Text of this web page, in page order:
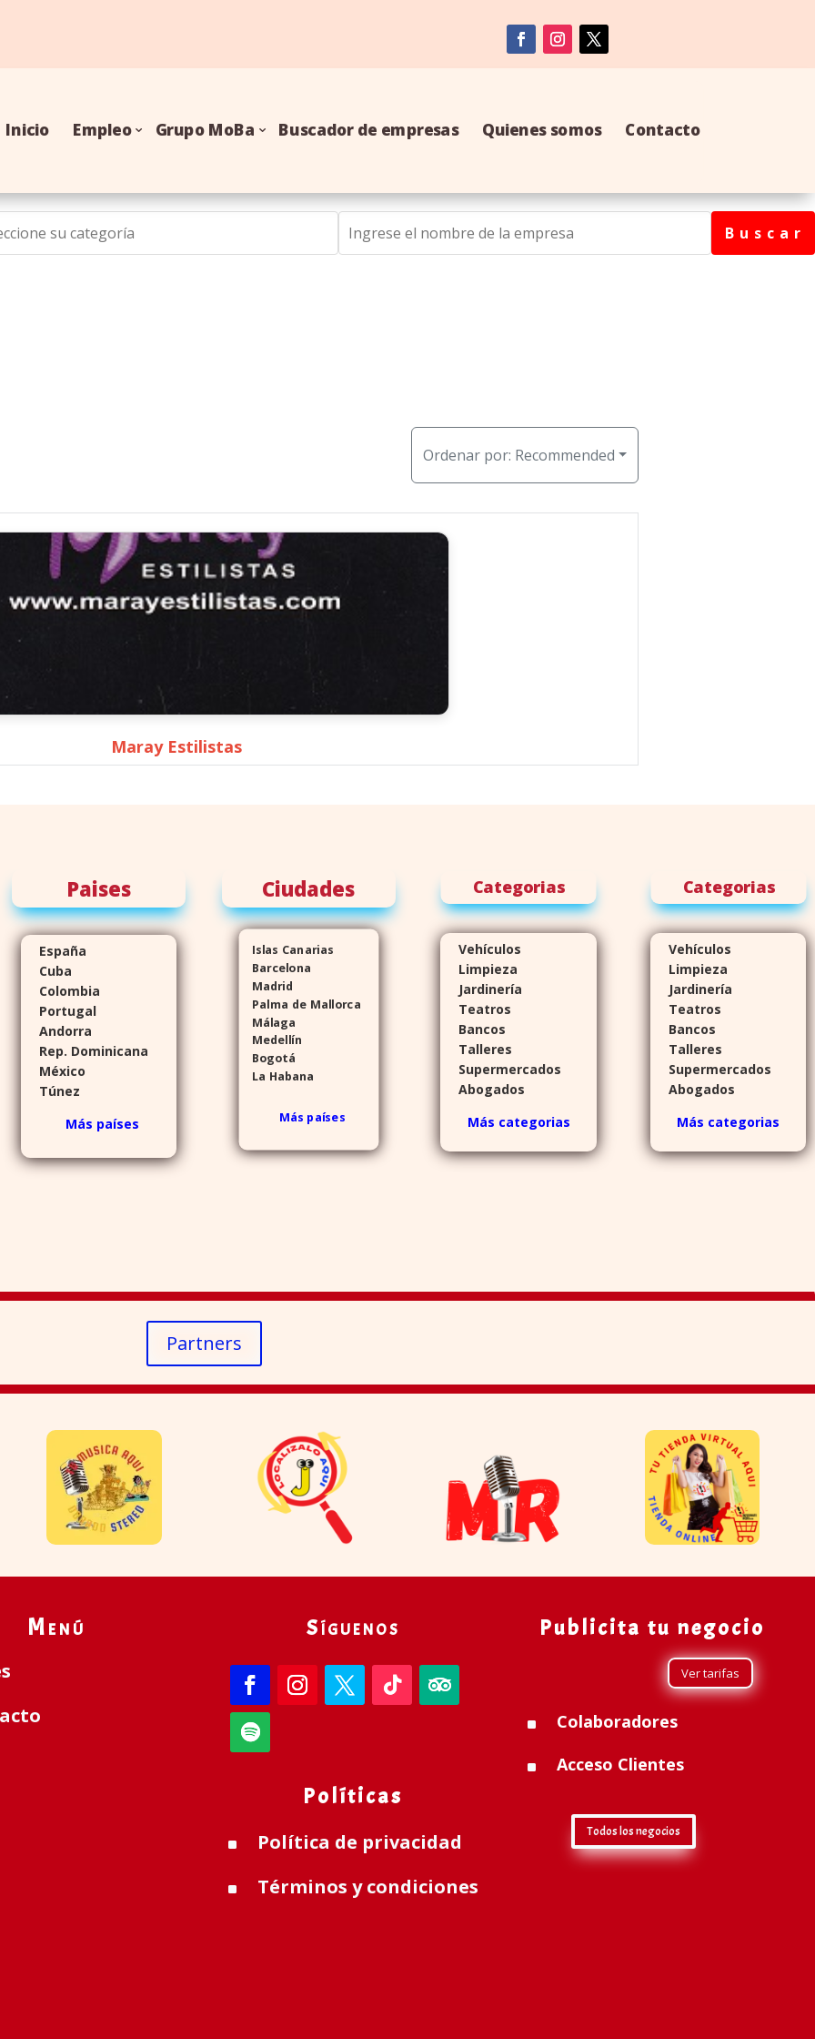
Inicio Empleo Grupo MoBa Buscador de empresas Quienes somos Contacto
B u s c a r
Ordenar por: Recommended
Maray Estilistas
Paises
España
Cuba
Colombia
Portugal
Andorra
Rep. Dominicana
México
Túnez
Más países
Ciudades
Islas Canarias
Barcelona
Madrid
Palma de Mallorca
Málaga
Medellín
Bogotá
La Habana
Más países
Categorias
Vehículos
Limpieza
Jardinería
Teatros
Bancos
Talleres
Supermercados
Abogados
Más categorias
Categorias
Vehículos
Limpieza
Jardinería
Teatros
Bancos
Talleres
Supermercados
Abogados
Más categorias
Partners
Menú Síguenos
Políticas
^ Política de privacidad
^ Términos y condiciones
Publicita tu negocio
Ver tarifas
^ Colaboradores
^ Acceso Clientes
Todos los negocios